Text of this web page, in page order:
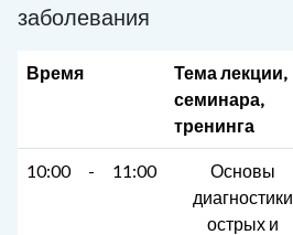
заболевания
Время
Тема лекции,
семинара,
тренинга
10:00 - 11:00
Основы
диагностики
острых и